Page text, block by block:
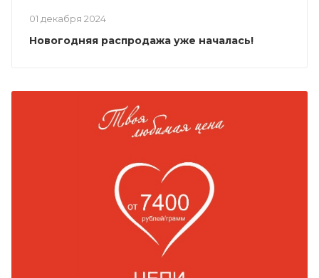
01 декабря 2024
Новогодняя распродажа уже началась!